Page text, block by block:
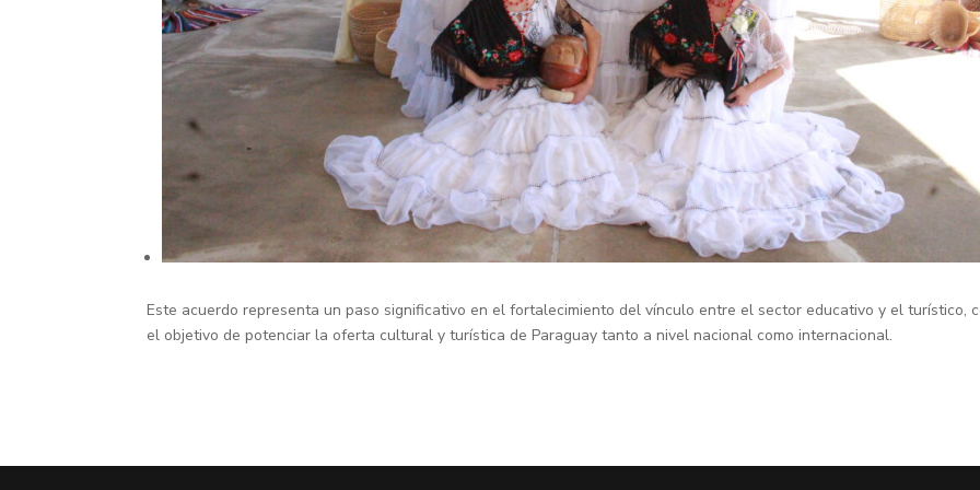
Este acuerdo representa un paso significativo en el fortalecimiento del vínculo entre el sector educativo y el turístico,
el objetivo de potenciar la oferta cultural y turística de Paraguay tanto a nivel nacional como internacional.